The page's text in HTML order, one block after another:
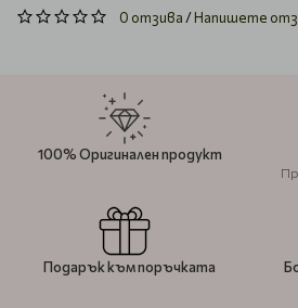
0 отзива/Напишете
100% Оригинален продукт
Подарък към поръчката